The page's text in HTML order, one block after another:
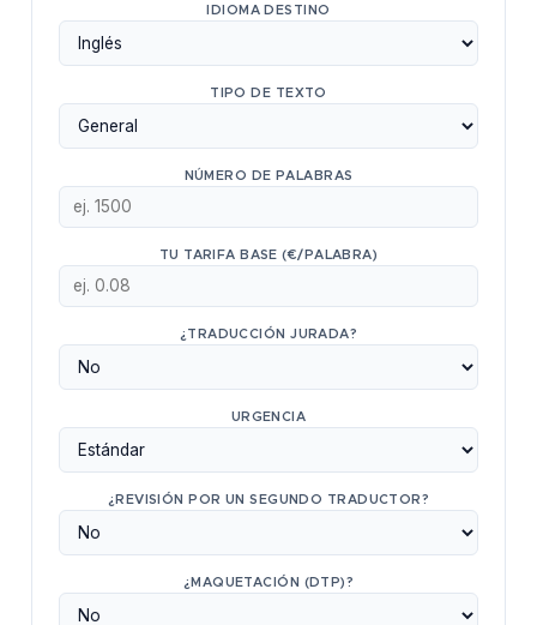
IDIOMA DESTINO
TIPO DE TEXTO
NÚMERO DE PALABRAS
TU TARIFA BASE (€/PALABRA)
¿TRADUCCIÓN JURADA?
URGENCIA
¿REVISIÓN POR UN SEGUNDO TRADUCTOR?
¿MAQUETACIÓN (DTP)?